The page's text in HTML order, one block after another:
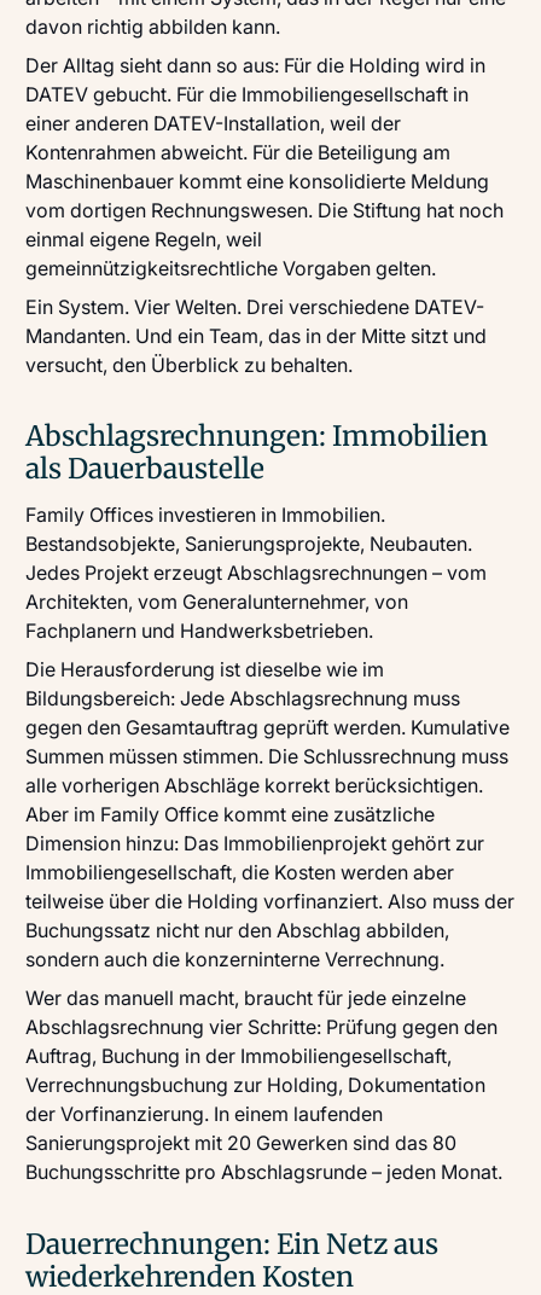
davon richtig abbilden kann.
Der Alltag sieht dann so aus: Für die Holding wird in
DATEV gebucht. Für die Immobiliengesellschaft in
einer anderen DATEV-Installation, weil der
Kontenrahmen abweicht. Für die Beteiligung am
Maschinenbauer kommt eine konsolidierte Meldung
vom dortigen Rechnungswesen. Die Stiftung hat noch
einmal eigene Regeln, weil
gemeinnützigkeitsrechtliche Vorgaben gelten.
Ein System. Vier Welten. Drei verschiedene DATEV-
Mandanten. Und ein Team, das in der Mitte sitzt und
versucht, den Überblick zu behalten.
Abschlagsrechnungen: Immobilien
als Dauerbaustelle
Family Offices investieren in Immobilien.
Bestandsobjekte, Sanierungsprojekte, Neubauten.
Jedes Projekt erzeugt Abschlagsrechnungen – vom
Architekten, vom Generalunternehmer, von
Fachplanern und Handwerksbetrieben.
Die Herausforderung ist dieselbe wie im
Bildungsbereich: Jede Abschlagsrechnung muss
gegen den Gesamtauftrag geprüft werden. Kumulative
Summen müssen stimmen. Die Schlussrechnung muss
alle vorherigen Abschläge korrekt berücksichtigen.
Aber im Family Office kommt eine zusätzliche
Dimension hinzu: Das Immobilienprojekt gehört zur
Immobiliengesellschaft, die Kosten werden aber
teilweise über die Holding vorfinanziert. Also muss der
Buchungssatz nicht nur den Abschlag abbilden,
sondern auch die konzerninterne Verrechnung.
Wer das manuell macht, braucht für jede einzelne
Abschlagsrechnung vier Schritte: Prüfung gegen den
Auftrag, Buchung in der Immobiliengesellschaft,
Verrechnungsbuchung zur Holding, Dokumentation
der Vorfinanzierung. In einem laufenden
Sanierungsprojekt mit 20 Gewerken sind das 80
Buchungsschritte pro Abschlagsrunde – jeden Monat.
Dauerrechnungen: Ein Netz aus
wiederkehrenden Kosten